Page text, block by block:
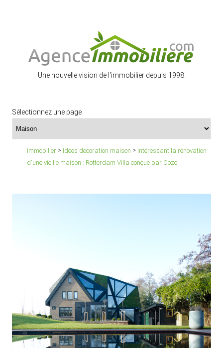
Une nouvelle vision de l'immobilier depuis 1998.
Sélectionnez une page
Immobilier > Idées decoration maison > Intéressant la rénovation
d'une vieille maison : Rotterdam Villa conçue par Ooze